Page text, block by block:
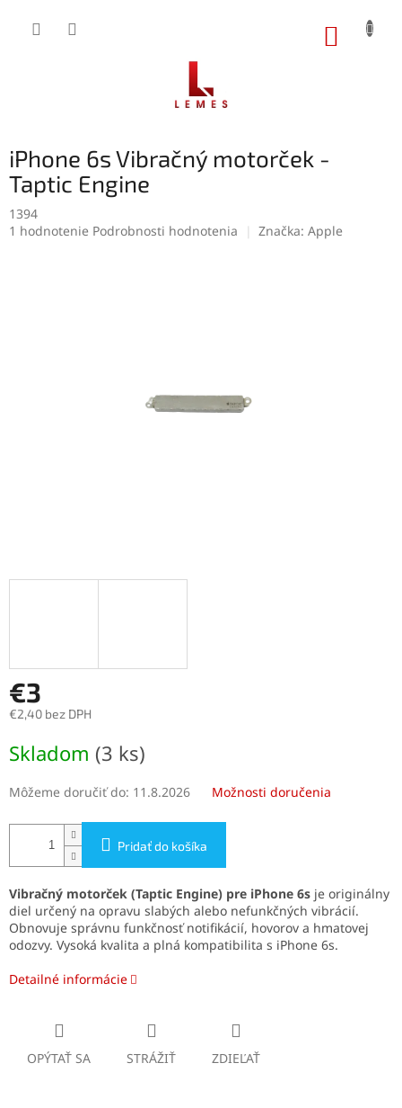
iPhone 6s Vibračný motorček -
Taptic Engine
1394
Priemerné
1 hodnotenie Podrobnosti hodnotenia Značka: Apple
€3
€2,40 bez DPH
cena:
Skladom (3 ks)
Môžeme doručiť do: 11.8.2026 Možnosti doručenia
Pridať do košíka
Vibračný motorček (Taptic Engine) pre iPhone 6s je originálny
diel určený na opravu slabých alebo nefunkčných vibrácií.
Obnovuje správnu funkčnosť notifikácií, hovorov a hmatovej
odozvy. Vysoká kvalita a plná kompatibilita s iPhone 6s.
Detailné informácie
OPÝTAŤ SA STRÁŽIŤ ZDIEĽAŤ